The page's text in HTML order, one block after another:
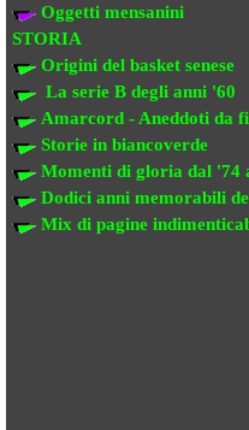
Oggetti mensanini
STORIA
Origini del basket senese
La serie B degli anni '60
Amarcord - Aneddoti da
Storie in biancoverde
Momenti di gloria dal '74
Dodici anni memorabili
Mix di pagine